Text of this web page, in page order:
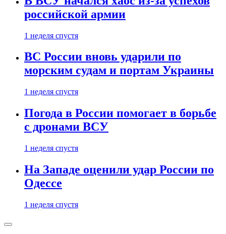
российской армии
1 неделя спустя
ВС России вновь ударили по
морским судам и портам Украины
1 неделя спустя
Погода в России помогает в борьбе
с дронами ВСУ
1 неделя спустя
На Западе оценили удар России по
Одессе
1 неделя спустя